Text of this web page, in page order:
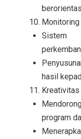
Sistem
hasil
Kreativitas
program